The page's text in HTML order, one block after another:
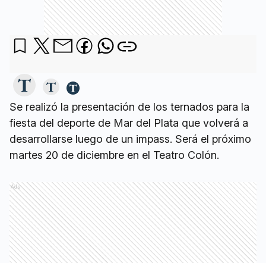
Se realizó la presentación de los ternados para la
fiesta del deporte de Mar del Plata que volverá a
desarrollarse luego de un impass. Será el próximo
martes 20 de diciembre en el Teatro Colón.
Ads